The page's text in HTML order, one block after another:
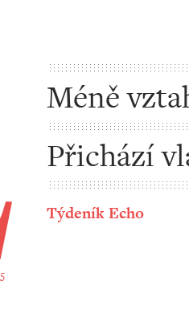
Méně
Přichází
světa
Týdeník Echo